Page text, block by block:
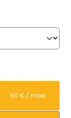
50 € / mois